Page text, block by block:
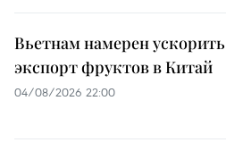
Вьетнам намерен ускорить
экспорт фруктов в Китай
04/08/2026 22:00